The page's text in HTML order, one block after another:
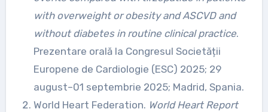
with overweight or obesity and ASCVD and
without diabetes in routine clinical practice.
Prezentare orală la Congresul Societății
Europene de Cardiologie (ESC) 2025; 29
august–01 septembrie 2025; Madrid, Spania.
World Heart Federation. World Heart Report